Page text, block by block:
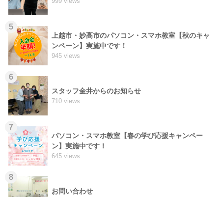
5
上越市・妙高市のパソコン・スマホ教室【秋のキャ
ンペーン】実施中です！
945 views
6
スタッフ金井からのお知らせ
710 views
7
パソコン・スマホ教室【春の学び応援キャンペー
ン】実施中です！
645 views
8
お問い合わせ